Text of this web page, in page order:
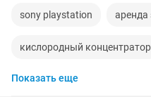
sony playstation аренда
кислородный концентратор
аренда телевизоров
Показать еще